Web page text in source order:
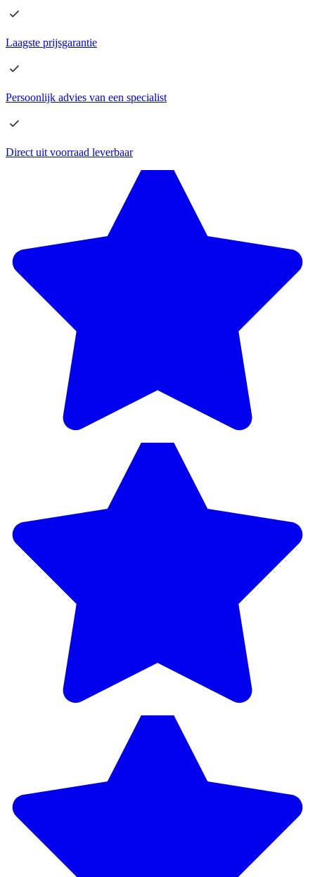
Laagste prijsgarantie
Persoonlijk advies van een specialist
Direct uit voorraad leverbaar